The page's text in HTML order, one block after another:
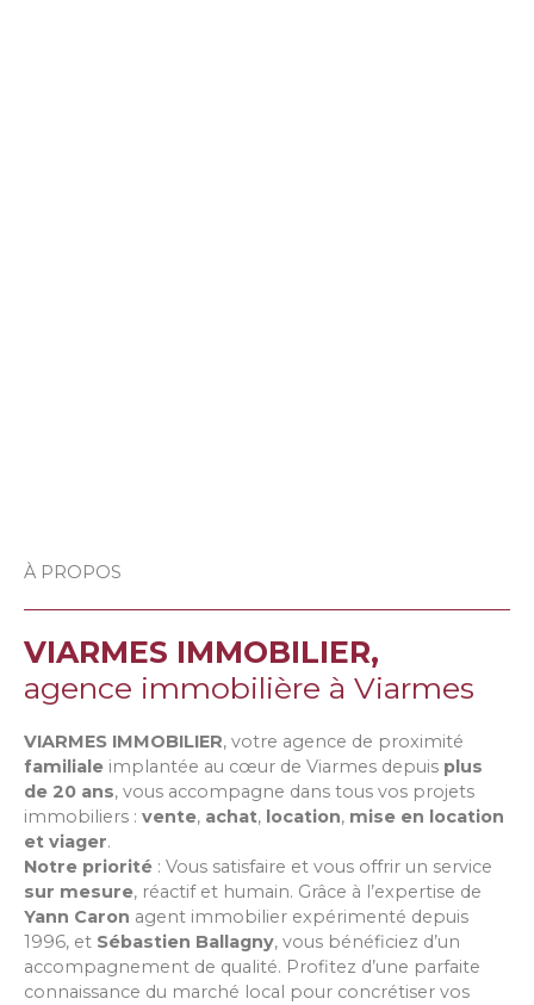
À PROPOS
VIARMES IMMOBILIER,
agence immobilière à Viarmes
VIARMES IMMOBILIER, votre agence de proximité
familiale implantée au cœur de Viarmes depuis plus
de 20 ans, vous accompagne dans tous vos projets
immobiliers : vente, achat, location, mise en location
et viager.
Notre priorité : Vous satisfaire et vous offrir un service
sur mesure, réactif et humain. Grâce à l’expertise de
Yann Caron agent immobilier expérimenté depuis
1996, et Sébastien Ballagny, vous bénéficiez d’un
accompagnement de qualité. Profitez d’une parfaite
connaissance du marché local pour concrétiser vos